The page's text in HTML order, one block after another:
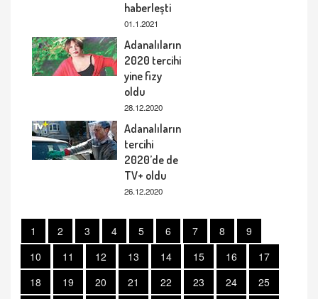
haberleşti
01.1.2021
Adanalıların
2020 tercihi
yine fizy
oldu
28.12.2020
Adanalıların
tercihi
2020’de de
TV+ oldu
26.12.2020
1 2 3 4 5 6 7 8
9
10
11 12 13 14 15 16
17
18
19 20 21 22 23 24
25